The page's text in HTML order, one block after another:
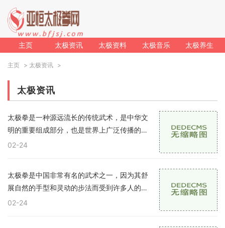
主页 太极资讯 太极资料 太极音乐 太极养生
主页 > 太极资讯 >
太极资讯
太极拳是一种源远流长的传统武术，是中华文
明的重要组成部分，也是世界上广泛传播的武
术拳种之一。太极拳以阴阳平衡、柔中有力、
02-24
太极拳是中国非常有名的武术之一，因为其舒
展自然的手型和灵动的步法而受到许多人的青
睐。太极拳有哪些手型和步法呢？下面我们逐
02-24